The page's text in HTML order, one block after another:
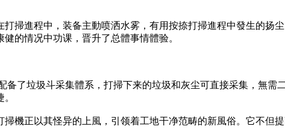
掃進程中，装备主動喷洒水雾，有用按捺打掃進程中發生的扬
的情况中功课，晋升了总體事情體验。
备了垃圾斗采集體系，打掃下来的垃圾和灰尘可直接采集，無需
機正以其怪异的上風，引领着工地干净范畴的新風俗。它不但